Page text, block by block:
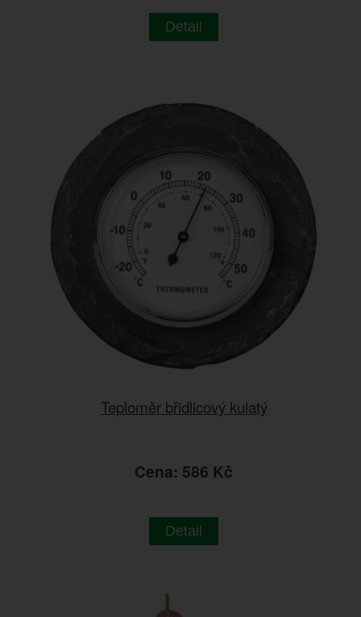
Detail
Teploměr břidlicový kulatý
Cena: 586 Kč
Detail